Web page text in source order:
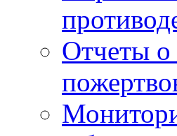
Отчеты о